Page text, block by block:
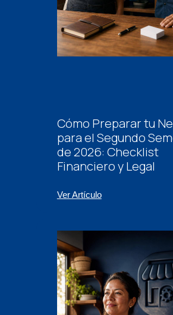
Cómo Preparar tu
para el Segundo
de 2026: Checklist
Financiero y Legal
Ver Artículo